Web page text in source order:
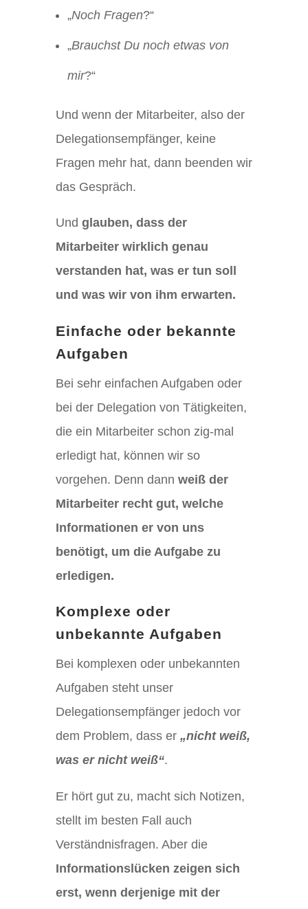
„Noch Fragen?“
„Brauchst Du noch etwas von
mir?“
Und wenn der Mitarbeiter, also der
Delegationsempfänger, keine
Fragen mehr hat, dann beenden wir
das Gespräch.
Und glauben, dass der
Mitarbeiter wirklich genau
verstanden hat, was er tun soll
und was wir von ihm erwarten.
Einfache oder bekannte
Aufgaben
Bei sehr einfachen Aufgaben oder
bei der Delegation von Tätigkeiten,
die ein Mitarbeiter schon zig-mal
erledigt hat, können wir so
vorgehen. Denn dann weiß der
Mitarbeiter recht gut, welche
Informationen er von uns
benötigt, um die Aufgabe zu
erledigen.
Komplexe oder
unbekannte Aufgaben
Bei komplexen oder unbekannten
Aufgaben steht unser
Delegationsempfänger jedoch vor
dem Problem, dass er „nicht weiß,
was er nicht weiß“.
Er hört gut zu, macht sich Notizen,
stellt im besten Fall auch
Verständnisfragen. Aber die
Informationslücken zeigen sich
erst, wenn derjenige mit der